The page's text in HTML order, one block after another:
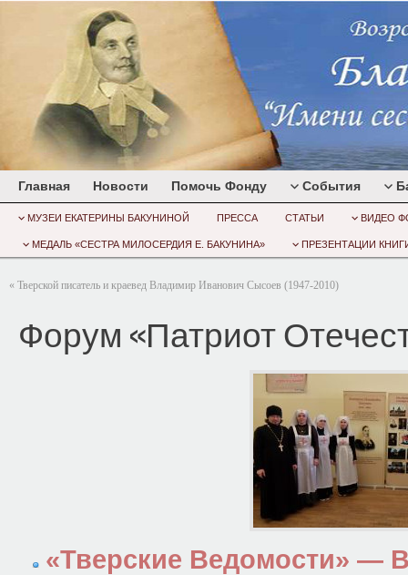
Главная Новости Помочь Фонду События
МУЗЕИ ЕКАТЕРИНЫ БАКУНИНОЙ ПРЕССА СТАТЬИ ВИДЕО
МЕДАЛЬ «СЕСТРА МИЛОСЕРДИЯ Е. БАКУНИНА» ПРЕЗЕНТАЦИИ
« Тверской писатель и краевед Владимир Иванович Сысоев (1947-2010)
Форум «Патриот
«Тверские Ведомости» —